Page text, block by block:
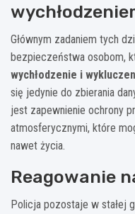
Głównym zadaniem tych
bezpieczeństwa osobom,
wychłodzenie i
się jedynie do zbierania
jest zapewnienie ochrony
atmosferycznymi, które
nawet życia.
Reagowanie
Policja pozostaje w stałej